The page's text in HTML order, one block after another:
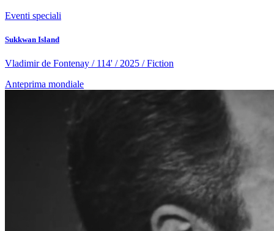
Eventi speciali
Sukkwan Island
Vladimir de Fontenay / 114' / 2025 / Fiction
Anteprima mondiale